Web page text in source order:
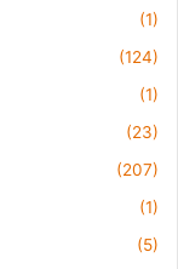
(1)
(124)
(1)
(23)
(207)
(1)
(5)